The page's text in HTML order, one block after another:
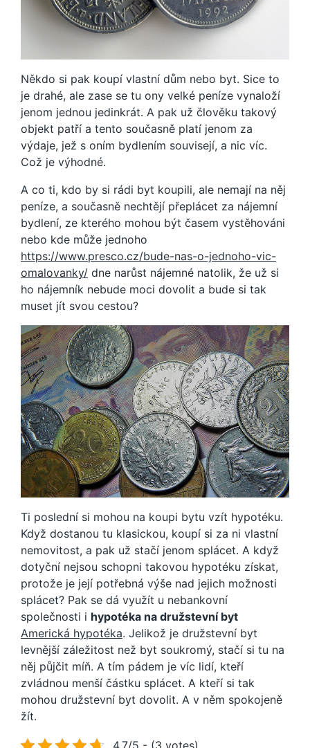
Někdo si pak koupí vlastní dům nebo byt. Sice to
je drahé, ale zase se tu ony velké peníze vynaloží
jenom jednou jedinkrát. A pak už člověku takový
objekt patří a tento současně platí jenom za
výdaje, jež s oním bydlením souvisejí, a nic víc.
Což je výhodné.
A co ti, kdo by si rádi byt koupili, ale nemají na něj
peníze, a současně nechtějí přeplácet za nájemní
bydlení, ze kterého mohou být časem vystěhováni
nebo kde může jednoho
https://www.presco.cz/bude-nas-o-jednoho-vic-
omalovanky/ dne narůst nájemné natolik, že už si
ho nájemník nebude moci dovolit a bude si tak
muset jít svou cestou?
Ti poslední si mohou na koupi bytu vzít hypotéku.
Když dostanou tu klasickou, koupí si za ni vlastní
nemovitost, a pak už stačí jenom splácet. A když
dotyční nejsou schopni takovou hypotéku získat,
protože je její potřebná výše nad jejich možnosti
splácet? Pak se dá využít u nebankovní
společnosti i hypotéka na družstevní byt
Americká hypotéka. Jelikož je družstevní byt
levnější záležitost než byt soukromý, stačí si tu na
něj půjčit míň. A tím pádem je víc lidí, kteří
zvládnou menší částku splácet. A kteří si tak
mohou družstevní byt dovolit. A v něm spokojeně
žít.
4.7/5 - (3 votes)